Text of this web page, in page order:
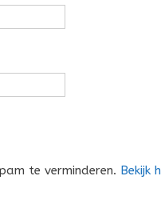
te verminderen. Bekijk